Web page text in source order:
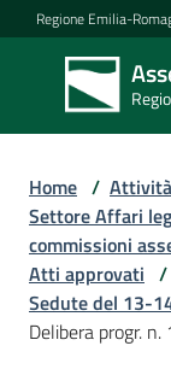
Vai al contenuto
Vai alla navigazione
Vai al footer
Regione Emilia-
Regione
Assemblea
Home / Attività
Settore Affari
commissioni
Atti approvati /
Sedute del 13-
Delibera progr.